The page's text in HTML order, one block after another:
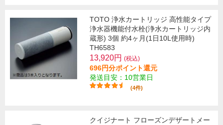
TOTO 浄水カートリッジ 高性能タイプ
浄水器機能付水栓(浄水カートリッジ内
蔵形) 3個 約4ヶ月(1日10L使用時)
TH6583
13,920円 (税込)
696円分ポイント還元
発送目安：10営業日
(4件)
クイジナート フローズンデザートメー